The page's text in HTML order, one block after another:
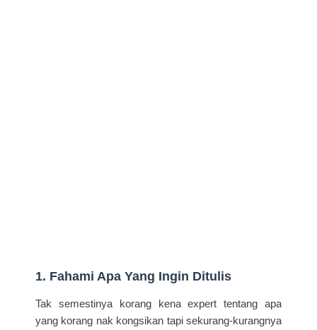
1. Fahami Apa Yang Ingin Ditulis
Tak semestinya korang kena expert tentang apa
yang korang nak kongsikan tapi sekurang-kurangnya